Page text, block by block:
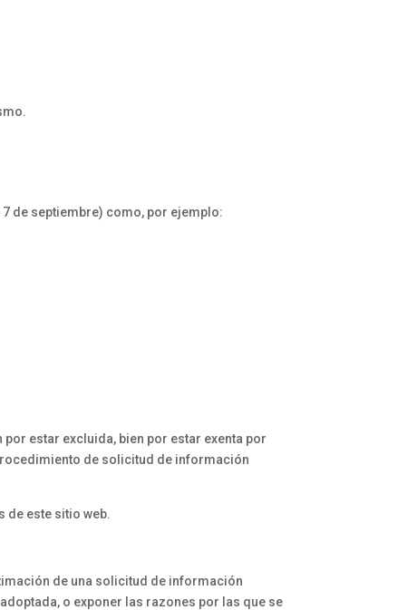
de septiembre) como, por ejemplo:
estar excluida, bien por estar exenta por
de solicitud de información
este sitio web.
de una solicitud de información
o exponer las razones por las que se